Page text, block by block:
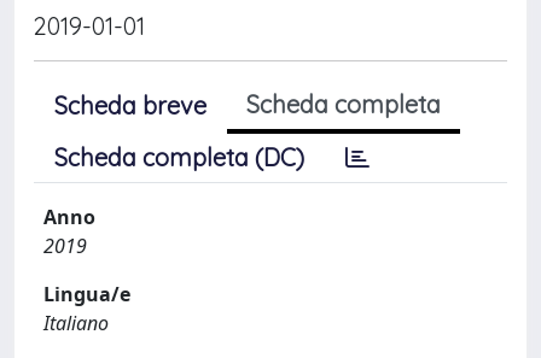
2019-01-01
Scheda breve
Scheda completa
Scheda completa (DC)
Anno
2019
Lingua/e
Italiano